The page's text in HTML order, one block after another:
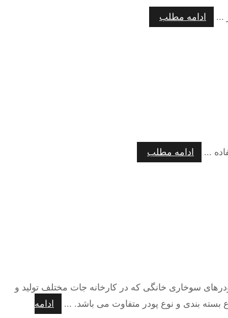
... ادامه مطلب
... ادامه مطلب
سوخاری خانگی که در کارخانه جات مختلف تولید و
ادامه